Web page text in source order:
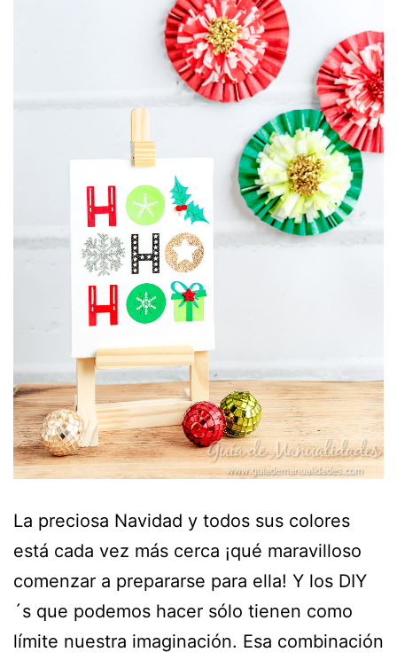
La preciosa Navidad y todos sus colores
está cada vez más cerca ¡qué maravilloso
comenzar a prepararse para ella! Y los DIY
´s que podemos hacer sólo tienen como
límite nuestra imaginación. Esa combinación